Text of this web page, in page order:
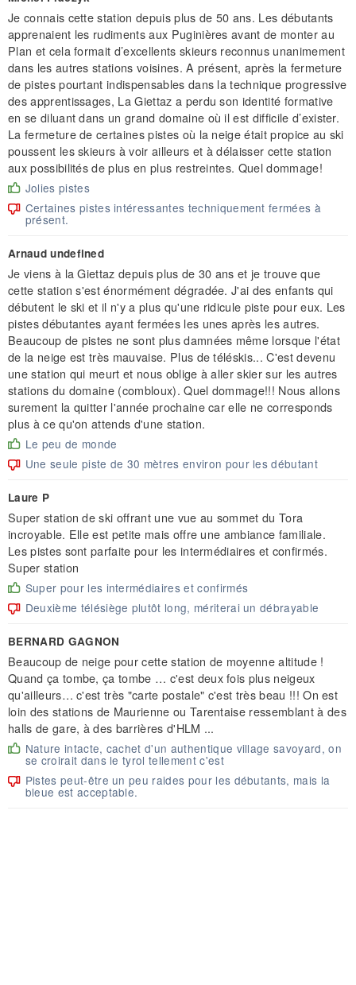
Je connais cette station depuis plus de 50 ans. Les débutants
apprenaient les rudiments aux Puginières avant de monter au
Plan et cela formait d’excellents skieurs reconnus unanimement
dans les autres stations voisines. A présent, après la fermeture
de pistes pourtant indispensables dans la technique progressive
des apprentissages, La Giettaz a perdu son identité formative
en se diluant dans un grand domaine où il est difficile d’exister.
La fermeture de certaines pistes où la neige était propice au ski
poussent les skieurs à voir ailleurs et à délaisser cette station
aux possibilités de plus en plus restreintes. Quel dommage!
Jolies pistes
Certaines pistes intéressantes techniquement fermées à
présent.
Arnaud undefined
Je viens à la Giettaz depuis plus de 30 ans et je trouve que
cette station s'est énormément dégradée. J'ai des enfants qui
débutent le ski et il n'y a plus qu'une ridicule piste pour eux. Les
pistes débutantes ayant fermées les unes après les autres.
Beaucoup de pistes ne sont plus damnées même lorsque l'état
de la neige est très mauvaise. Plus de téléskis... C'est devenu
une station qui meurt et nous oblige à aller skier sur les autres
stations du domaine (combloux). Quel dommage!!! Nous allons
surement la quitter l'année prochaine car elle ne corresponds
plus à ce qu'on attends d'une station.
Le peu de monde
Une seule piste de 30 mètres environ pour les débutant
Laure P
Super station de ski offrant une vue au sommet du Tora
incroyable. Elle est petite mais offre une ambiance familiale.
Les pistes sont parfaite pour les intermédiaires et confirmés.
Super station
Super pour les intermédiaires et confirmés
Deuxième télésiège plutôt long, mériterai un débrayable
BERNARD GAGNON
Beaucoup de neige pour cette station de moyenne altitude !
Quand ça tombe, ça tombe … c'est deux fois plus neigeux
qu'ailleurs… c'est très "carte postale" c'est très beau !!! On est
loin des stations de Maurienne ou Tarentaise ressemblant à des
halls de gare, à des barrières d'HLM ...
Nature intacte, cachet d'un authentique village savoyard, on
se croirait dans le tyrol tellement c'est
Pistes peut-être un peu raides pour les débutants, mais la
bleue est acceptable.